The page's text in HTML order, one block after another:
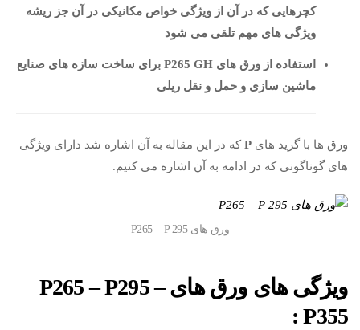
کچرهایی که در آن از ویژگی خواص مکانیکی در آن جز ریشه
ویژگی های مهم تلقی می شود
استفاده از ورق های P265 GH برای ساخت سازه های صنایع
ماشین سازی و حمل و نقل ریلی
ورق ها با گرید های P که در این مقاله به آن اشاره شد دارای ویژگی
های گوناگونی که در ادامه به آن اشاره می کنیم.
ورق های P265 – P 295
ویژگی های ورق هایP265 – P295 –
P355
: